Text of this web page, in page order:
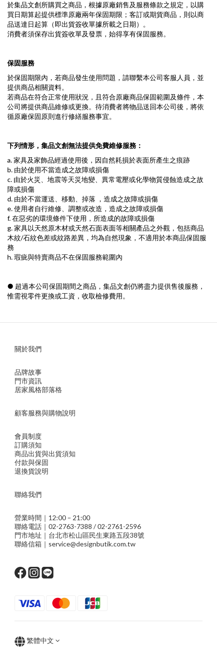
於集品文創所購買之商品，根據原廠銷售及服務條款之規定，以購
買日期算起提供標準原廠兩年保固期限；客訂或期貨商品，則以商
品送達日起算（即出貨簽收單據所載之日期）。
消費者須保存出貨簽收單及發票，始得享有保固服務。
保固服務
於保固期限內，若商品發生使用問題，請聯繫本公司客服人員，並
提供商品相關資料。
若商品在符合正常使用狀況，且符合原廠商品保固範圍及條件，本
公司將提供商品維修或更換。待消費者將物品送回本公司後，將依
循原廠保固原則進行修繕服務事宜。
下列情形，集品文創無法提供免費維修服務：
a. 家具及家飾品經過使用後，因自然耗損於表面所產生之痕跡
b. 由於使用不當造成之故障或損傷
c. 由於火災、地震等天災地變、異常電壓或化學物質侵蝕造成之故
障或損傷
d. 由於不當運送、移動、掉落 ，造成之故障或損傷
e. 使用者自行維修、調整或改造，造成之故障或損傷
f. 在惡劣的環境條件下使用，所造成的故障或損傷
g. 家具以天然原木材或天然石面表面等相關產品之外觀，包括商品
木紋/石紋色差或紋路差異，均為自然現象，不適用於本商品保固服
務
h. 瑕疵與特賣商品不在保固服務範圍內
● 超過本公司保固期間之商品，集品文創仍將盡力提供售後服務，
惟需視零件更換或工資，收取檢修費用。
關於我們
品牌故事
門市資訊
居家風格部落格
顧客服務與購物說明
會員制度
訂購須知
商品出貨與出貨須知
付款與保固
退換貨說明
聯絡我們
營業時間｜12:00 – 21:00
聯絡電話｜02-2763-7388 / 02-2761-2596
門市地址｜台北市松山區民生東路五段38號
聯絡信箱｜service@designbutik.com.tw
繁體中文